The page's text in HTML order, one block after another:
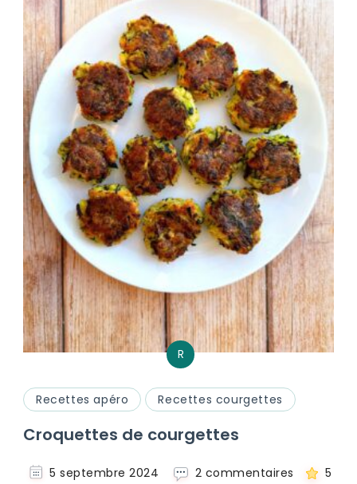
R
Recettes apéro Recettes courgettes
Croquettes de courgettes
5 septembre 2024 2 commentaires sur
5